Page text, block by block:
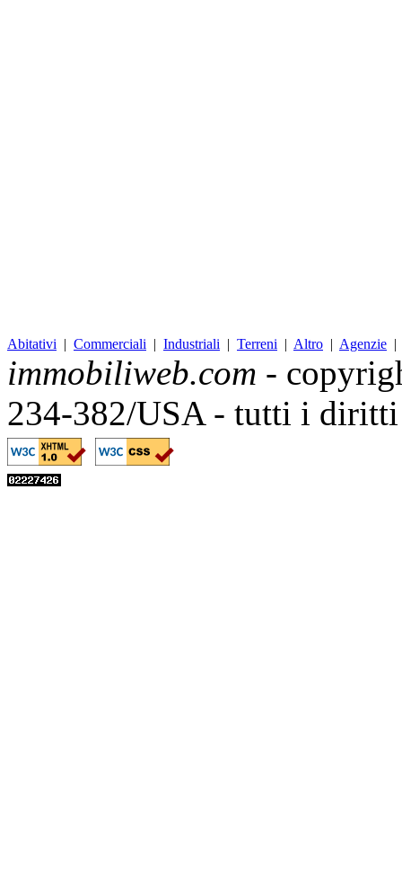
Abitativi | Commerciali | Industriali | Terreni | Altro | Agenzie
immobiliweb.com -
234-382/USA - tutti i